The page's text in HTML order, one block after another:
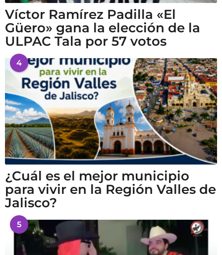
Víctor Ramírez Padilla «El
Güero» gana la elección de la
ULPAC Tala por 57 votos
4
¿Cuál es el mejor municipio
para vivir en la Región Valles de
Jalisco?
5